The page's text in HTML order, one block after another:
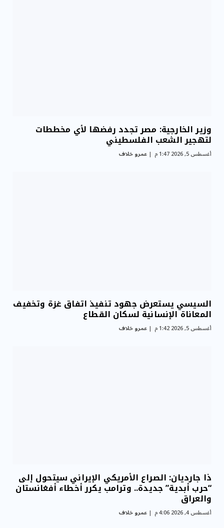
وزير الخارجية: مصر تجدد رفضها لأي مخططات
لتهجير الشعب الفلسطيني
أغسطس 5, 2026 1:47 م عمرو خلاف
السيسي يستعرض جهود تنفيذ اتفاق غزة وتخفيف
المعاناة الإنسانية لسكان القطاع
أغسطس 5, 2026 1:42 م عمرو خلاف
ذا جارديان: الصراع الأمريكي الإيراني سيتحول إلى
“حرب أبدية” جديدة.. وترامب يكرر أخطاء أفغانستان
والعراق
أغسطس 4, 2026 4:06 م عمرو خلاف